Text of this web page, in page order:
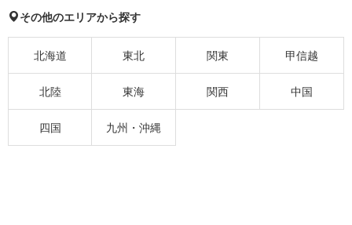
その他のエリアから探す
北海道 東北 関東 甲信越
北陸 東海 関西 中国
四国 九州・沖縄